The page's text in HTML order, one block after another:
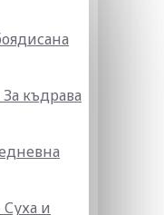
къдрава
и